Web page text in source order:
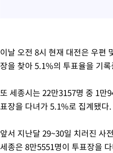
이날 오전 8시 현재 대전은 우편
장을 찾아 5.1%의 투표율을 기
또 세종시는 22만3157명 중 1만
표장을 다녀가 5.1%로 집계됐다.
앞서 지난달 29~30일 치러진 사
세종은 8만5551명이 투표장을